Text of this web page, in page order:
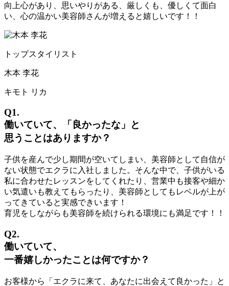
向上心があり、思いやりがある、厳しくも、優しくて面白
い、心の温かい美容師さんが増えると嬉しいです！！
トップスタイリスト
木本 李花
キモト リカ
Q1.
働いていて、「良かったな」と
思うことはありますか？
子供を産んで少し期間が空いてしまい、美容師として自信が
ない状態でエクラに入社しました。そんな中で、子供がいる
私に合わせたレッスンをしてくれたり、営業中も接客や細か
い気遣いも教えてもらったり、美容師としてもレベルが上が
ってきていると実感できいます！
育児をしながらも美容師を続けられる環境にも満足です！！
Q2.
働いていて、
一番嬉しかったことは何ですか？
お客様から「エクラに来て、あなたに出会えて良かった」と